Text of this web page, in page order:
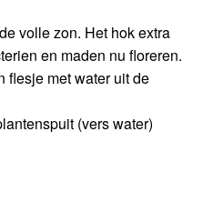
volle zon. Het hok extra
en maden nu floreren.
flesje met water uit de
(vers water)